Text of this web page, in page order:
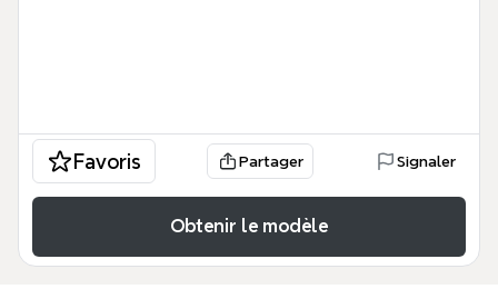
Favoris Partager Signaler
Obtenir le modèle